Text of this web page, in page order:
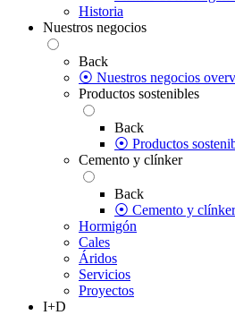
Historia
Nuestros negocios
Back
⦿ Nuestros negocios
Productos sostenibles
Back
⦿ Productos
Cemento y clínker
Back
⦿ Cemento y
Hormigón
Cales
Áridos
Servicios
Proyectos
I+D